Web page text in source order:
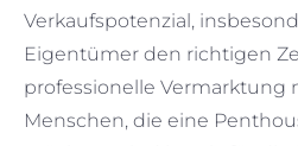
Verkaufspotenzial,
Eigentümer den richtigen
professionelle Vermarktung
Menschen, die eine